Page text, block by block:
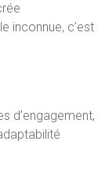
inconnue, c’est
d’engagement,